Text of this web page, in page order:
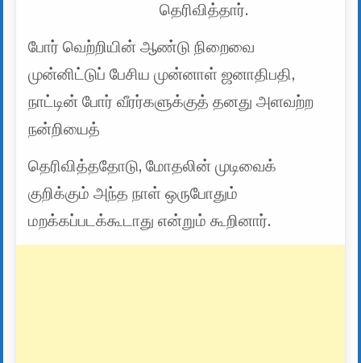
தெரிவித்தார்.
போர் வெற்றியின் ஆண்டு நிறைவை
முன்னிட்டுப் பேசிய முன்னாள் ஜனாதிபதி,
நாட்டின் போர் வீரர்களுக்குத் தனது அளவற்ற
நன்றியைத்
தெரிவித்ததோடு, மோதலின் முடிவைக்
குறிக்கும் அந்த நாள் ஒருபோதும்
மறக்கப்படக்கூடாது என்றும் கூறினார்.